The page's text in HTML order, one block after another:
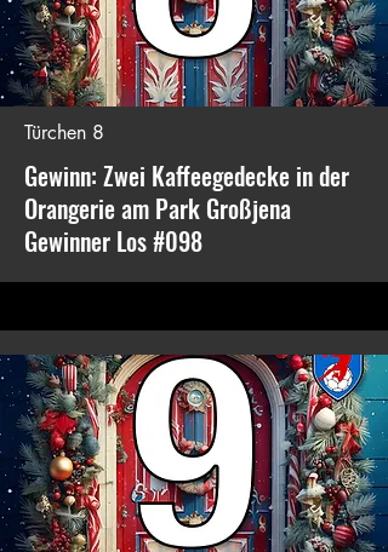
Türchen 8
Gewinn: Zwei Kaffeegedecke in der
Orangerie am Park Großjena
Gewinner Los #098